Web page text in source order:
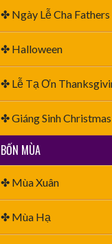
✤ Ngày Lễ Cha
✤ Halloween
✤ Lễ Tạ Ơn
✤ Giáng Sinh Christmas
BỐN MÙA
✤ Mùa Xuân
✤ Mùa Hạ